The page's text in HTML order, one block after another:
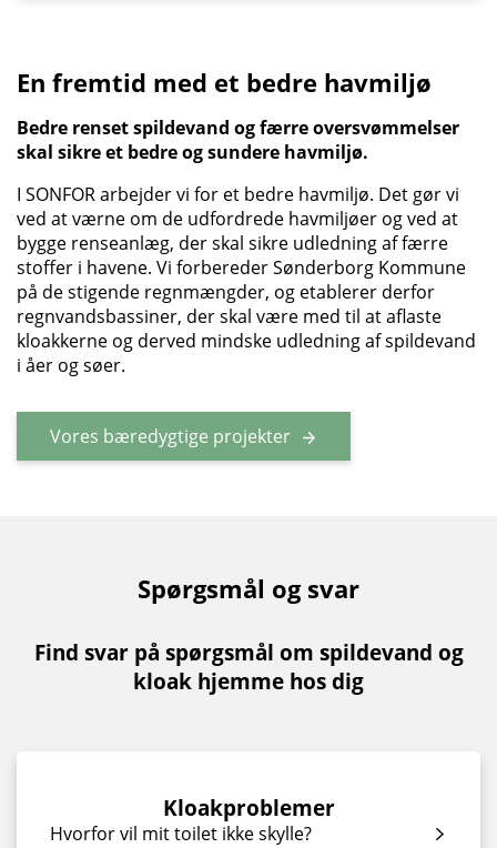
En fremtid med et bedre havmiljø
Bedre renset spildevand og færre oversvømmelser
skal sikre et bedre og sundere havmiljø.
I SONFOR arbejder vi for et bedre havmiljø. Det gør vi
ved at værne om de udfordrede havmiljøer og ved at
bygge renseanlæg, der skal sikre udledning af færre
stoffer i havene. Vi forbereder Sønderborg Kommune
på de stigende regnmængder, og etablerer derfor
regnvandsbassiner, der skal være med til at aflaste
kloakkerne og derved mindske udledning af spildevand
i åer og søer.
Vores bæredygtige projekter
Spørgsmål og svar
Find svar på spørgsmål om spildevand og
kloak hjemme hos dig
Kloakproblemer
Hvorfor vil mit toilet ikke skylle?